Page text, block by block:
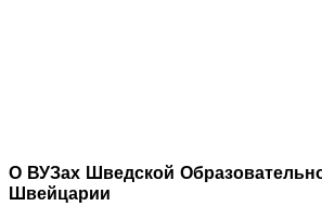
О ВУЗах Шведской
Швейцарии